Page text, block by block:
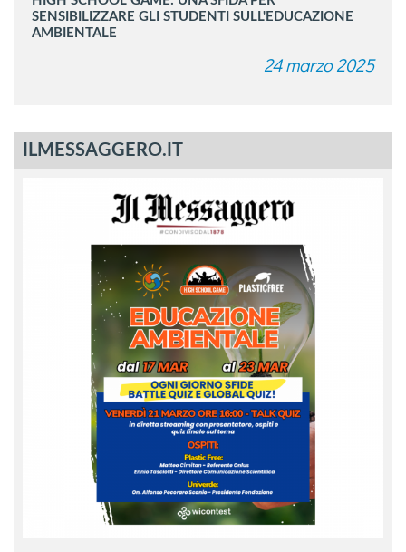
SENSIBILIZZARE GLI STUDENTI SULL'EDUCAZIONE
AMBIENTALE
24 marzo 2025
ILMESSAGGERO.IT